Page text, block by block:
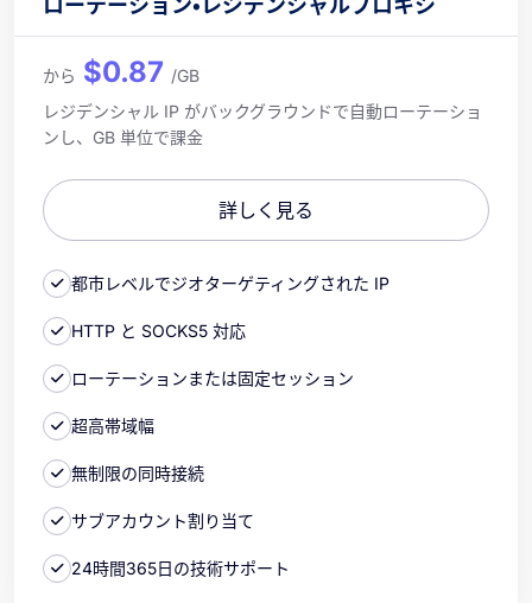
から $0.87 /GB
レジデンシャル IP がバックグラウンドで自動ローテーショ
ンし、GB 単位で課金
詳しく見る
都市レベルでジオターゲティングされた IP
HTTP と SOCKS5 対応
ローテーションまたは固定セッション
超高帯域幅
無制限の同時接続
サブアカウント割り当て
24時間365日の技術サポート